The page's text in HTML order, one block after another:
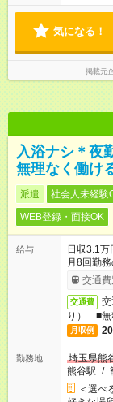
気になる！
掲載元
入浴ナシ＊夜
無理なく働け
派遣 社会人未経験
WEB登録・面接OK
給与
日収3.1
月8回勤務
交通費
交通費
り） ■無
月収例
勤務地
埼玉県熊
熊谷駅 /
＜選べ